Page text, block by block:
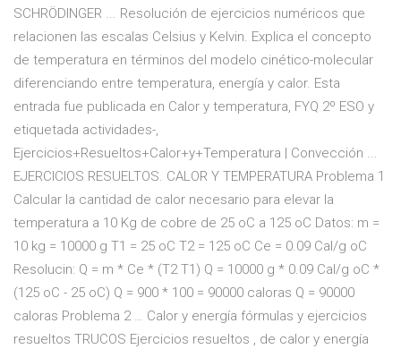
SCHRÖDINGER ... Resolución de ejercicios numéricos que
relacionen las escalas Celsius y Kelvin. Explica el concepto
de temperatura en términos del modelo cinético-molecular
diferenciando entre temperatura, energía y calor. Esta
entrada fue publicada en Calor y temperatura, FYQ 2º ESO y
etiquetada actividades-,
Ejercicios+Resueltos+Calor+y+Temperatura | Convección ...
EJERCICIOS RESUELTOS. CALOR Y TEMPERATURA Problema 1
Calcular la cantidad de calor necesario para elevar la
temperatura a 10 Kg de cobre de 25 oC a 125 oC Datos: m =
10 kg = 10000 g T1 = 25 oC T2 = 125 oC Ce = 0.09 Cal/g oC
Resolucin: Q = m * Ce * (T2 T1) Q = 10000 g * 0.09 Cal/g oC *
(125 oC - 25 oC) Q = 900 * 100 = 90000 caloras Q = 90000
caloras Problema 2 … Calor y energía fórmulas y ejercicios
resueltos TRUCOS Ejercicios resueltos , de calor y energía